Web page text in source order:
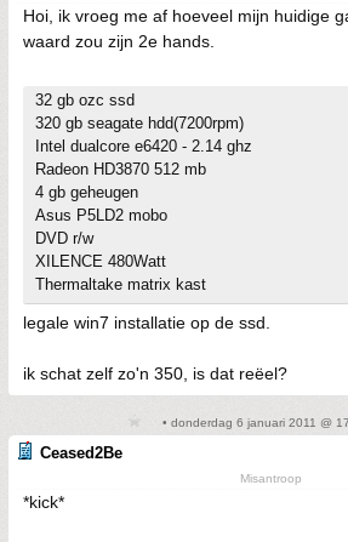
Hoi, ik vroeg me af hoeveel mijn huidige
waard zou zijn 2e hands.
32 gb ozc ssd
320 gb seagate hdd(7200rpm)
Intel dualcore e6420 - 2.14 ghz
Radeon HD3870 512 mb
4 gb geheugen
Asus P5LD2 mobo
DVD r/w
XILENCE 480Watt
Thermaltake matrix kast
legale win7 installatie op de ssd.
ik schat zelf zo'n 350, is dat reëel?
• donderdag 6 januari 2011 @
Ceased2Be
Misantroop
*kick*